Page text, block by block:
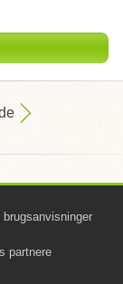
brugsanvisninger
partnere